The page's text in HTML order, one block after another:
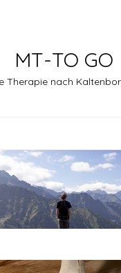
MT-TO GO
Therapie nach